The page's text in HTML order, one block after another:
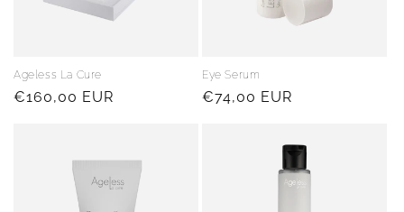
Ageless La Cure
Regular
€160,00 EUR
Eye Serum
Regular
€74,00 EUR